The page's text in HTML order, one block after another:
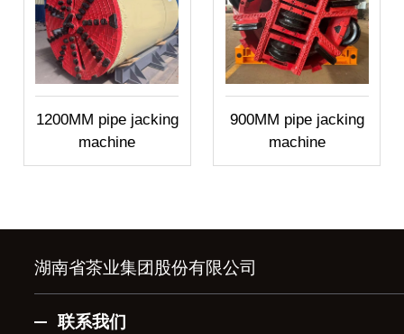
1200MM pipe jacking
machine
900MM pipe jacking
machine
湖南省茶业集团股份有限公司
联系我们